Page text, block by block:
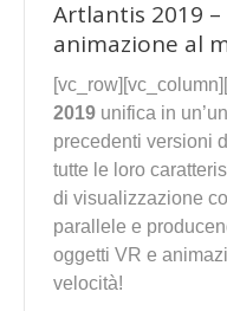
Artlantis 2019
animazione al
2019 unifica in
precedenti versioni
tutte le loro
di visualizzazione
parallele e
oggetti VR e
velocità!